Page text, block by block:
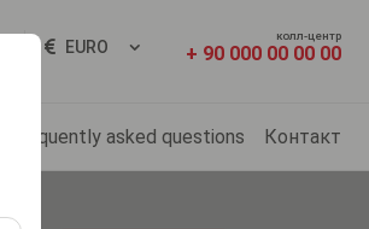
EURO
колл-центр
+ 90 000 00 00 00
Frequently asked questions Контакт